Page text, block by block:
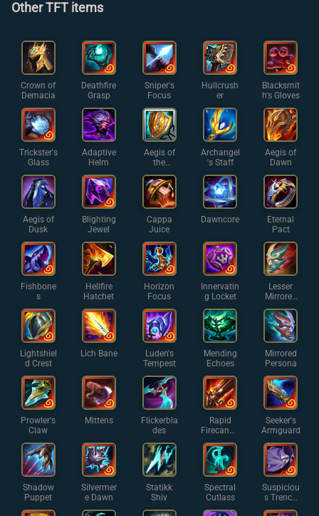
Other TFT items
Crown of
Demacia
Deathfire
Grasp
Sniper's
Focus
Hullcrush
er
Blacksmit
h's Gloves
Trickster's
Glass
Adaptive
Helm
Aegis of
the
Legion
Archangel
's Staff
Aegis of
Dawn
Aegis of
Dusk
Blighting
Jewel
Cappa
Juice
Dawncore
Eternal
Pact
Fishbone
s
Hellfire
Hatchet
Horizon
Focus
Innervatin
g Locket
Lesser
Mirrored
Persona
Lightshiel
d Crest
Lich Bane
Luden's
Tempest
Mending
Echoes
Mirrored
Persona
Prowler's
Claw
Mittens
Flickerbla
des
Rapid
Firecanno
n
Seeker's
Armguard
Shadow
Puppet
Silvermer
e Dawn
Statikk
Shiv
Spectral
Cutlass
Suspiciou
s Trench
Coat